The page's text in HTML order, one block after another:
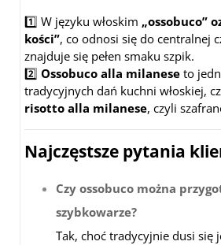
1️⃣ W języku włoskim „ossobuco”
kości”, co odnosi się do centralnej
znajduje się pełen smaku szpik.
2️⃣ Ossobuco alla milanese to
tradycyjnych dań kuchni włoskiej,
risotto alla milanese, czyli
Najczęstsze pytania
Czy ossobuco można
szybkowarze?
Tak, choć tradycyjnie dusi się